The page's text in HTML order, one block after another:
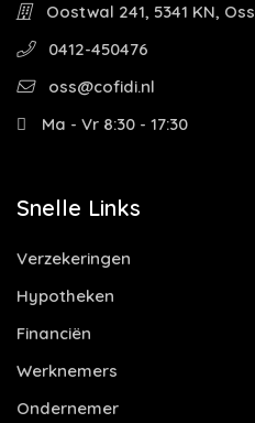
Oostwal 241, 5341 KN, Oss
0412-450476
oss@cofidi.nl
Ma - Vr 8:30 - 17:30
Snelle Links
Verzekeringen
Hypotheken
Financiën
Werknemers
Ondernemer